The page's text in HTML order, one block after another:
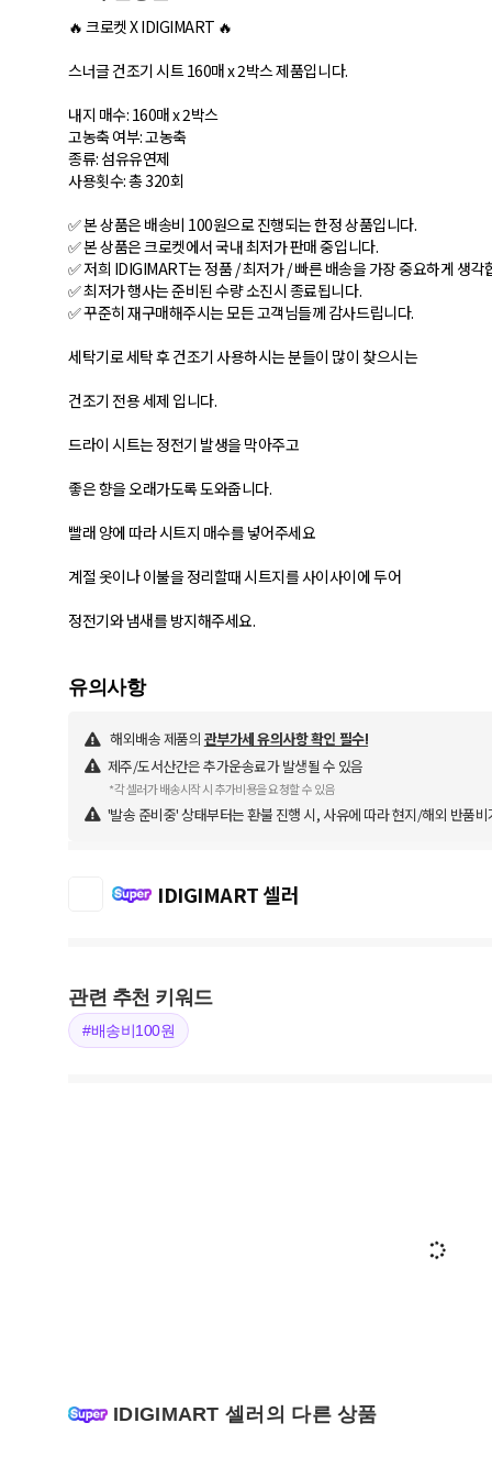
🔥 크로켓 X IDIGIMART 🔥
스너글 건조기 시트 160매 x 2박스 제품입니다.
내지 매수: 160매 x 2박스
고농축 여부: 고농축
종류: 섬유유연제
사용횟수: 총 320회
✅ 본 상품은 배송비 100원으로 진행되는 한정 상품입니다.
✅ 본 상품은 크로켓에서 국내 최저가 판매 중입니다.
✅ 저희 IDIGIMART는 정품 / 최저가 / 빠른 배송을 가장 중요하게 생각
✅ 최저가 행사는 준비된 수량 소진시 종료됩니다.
✅ 꾸준히 재구매해주시는 모든 고객님들께 감사드립니다.
세탁기로 세탁 후 건조기 사용하시는 분들이 많이 찾으시는
건조기 전용 세제 입니다.
​드라이 시트는 정전기 발생을 막아주고
좋은 향을 오래가도록 도와줍니다.
​빨래 양에 따라 시트지 매수를 넣어주세요
계절 옷이나 이불을 정리할때 시트지를 사이사이에 두어
정전기와 냄새를 방지해주세요.
유의사항
해외배송 제품의 관부가세 유의사항 확인 필수!
제주/도서산간은 추가운송료가 발생될 수 있음
*각 셀러가 배송시작 시 추가비용을 요청할 수 있음
'발송 준비중' 상태부터는 환불 진행 시, 사유에 따라 현지/해외 반품
IDIGIMART 셀러
관련 추천 키워드
#배송비100원
IDIGIMART 셀러의 다른 상품